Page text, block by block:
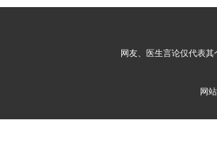
网友、医生言论仅代表
网